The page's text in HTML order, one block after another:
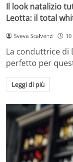
Il look natalizio
Leotta: il total
Sveva Scalvenzi
La conduttrice di
perfetto per
Leggi di più